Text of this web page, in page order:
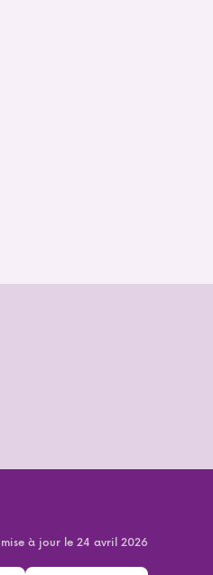
à jour le 24 avril 2026